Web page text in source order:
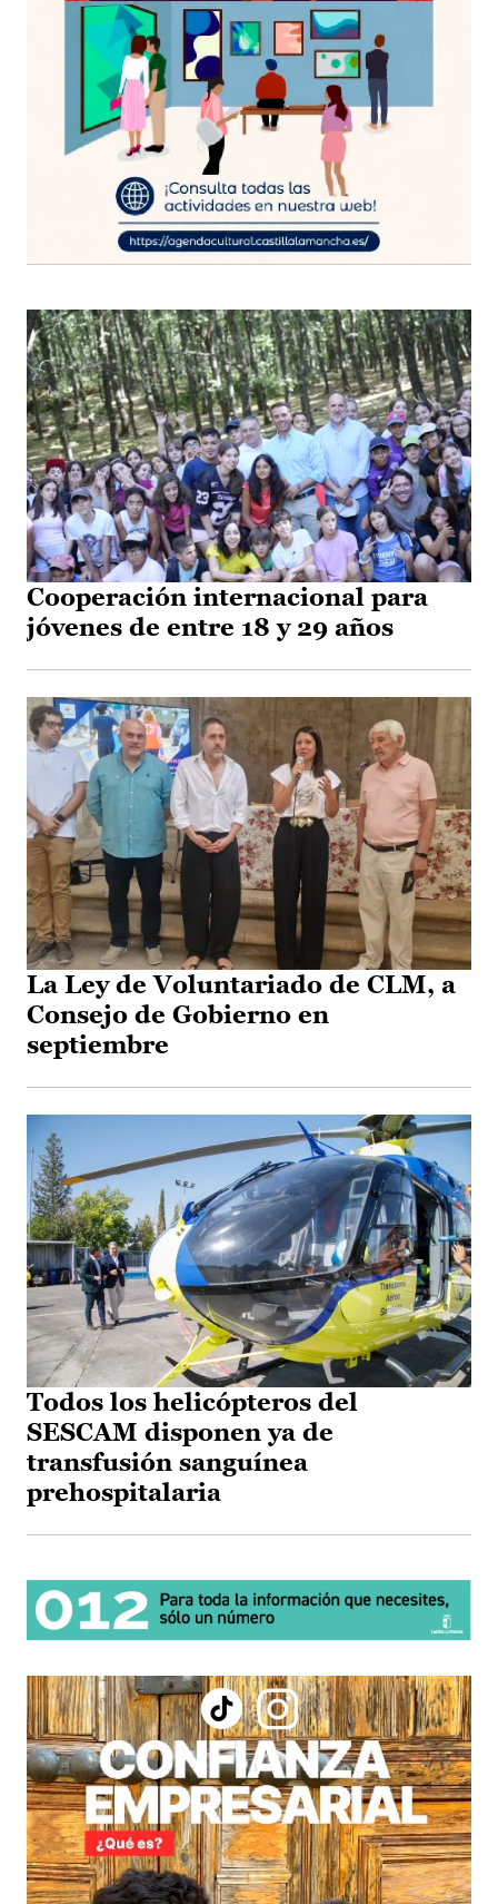
Cooperación internacional para
jóvenes de entre 18 y 29 años
La Ley de Voluntariado de CLM, a
Consejo de Gobierno en
septiembre
Todos los helicópteros del
SESCAM disponen ya de
transfusión sanguínea
prehospitalaria